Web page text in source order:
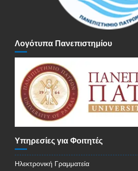
Λογότυπα Πανεπιστημίου
Υπηρεσίες για Φοιτητές
Ηλεκτρονική Γραμματεία